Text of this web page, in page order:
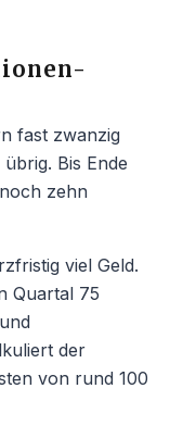
fast zwanzig
Bis Ende
zehn
viel Geld.
Quartal 75
der
von rund 100